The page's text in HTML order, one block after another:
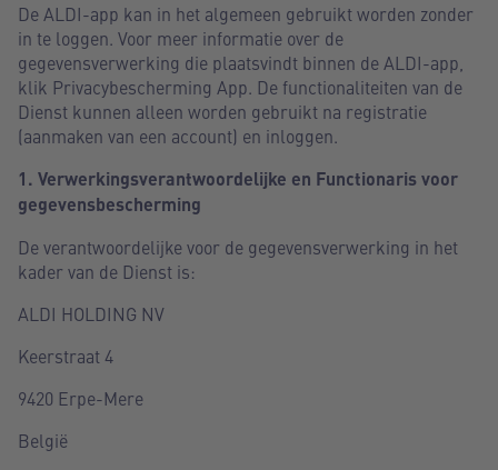
De ALDI-app kan in het algemeen gebruikt worden zonder
in te loggen. Voor meer informatie over de
gegevensverwerking die plaatsvindt binnen de ALDI-app,
klik Privacybescherming App. De functionaliteiten van de
Dienst kunnen alleen worden gebruikt na registratie
(aanmaken van een account) en inloggen.
1. Verwerkingsverantwoordelijke en Functionaris voor
gegevensbescherming
De verantwoordelijke voor de gegevensverwerking in het
kader van de Dienst is:
ALDI HOLDING NV
Keerstraat 4
9420 Erpe-Mere
België